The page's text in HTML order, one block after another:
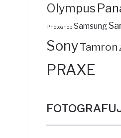
Olympus
Photoshop Samsung
SonyTamron
PRAXE